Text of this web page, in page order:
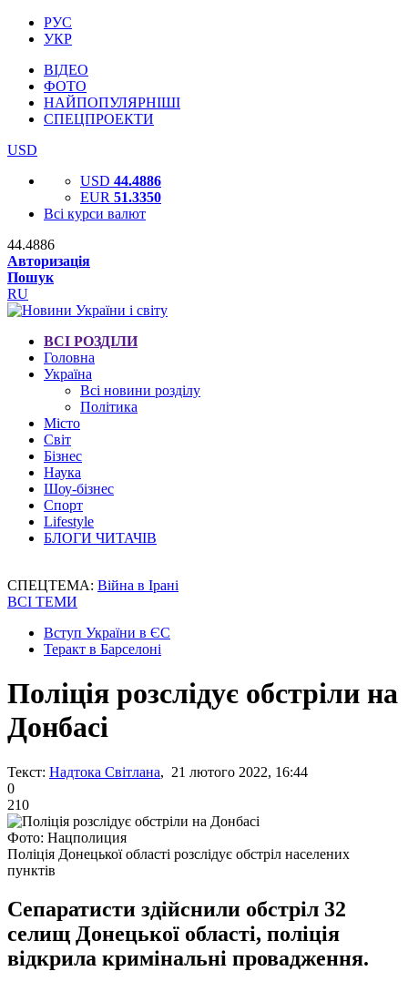
РУС
УКР
ВІДЕО
ФОТО
НАЙПОПУЛЯРНІШІ
СПЕЦПРОЕКТИ
USD
USD 44.4886
EUR 51.3350
Всі курси валют
44.4886
Авторизація
Пошук
RU
ВСІ РОЗДІЛИ
Головна
Україна
Всі новини розділу
Політика
Місто
Світ
Бізнес
Наука
Шоу-бізнес
Спорт
Lifestyle
БЛОГИ ЧИТАЧІВ
СПЕЦТЕМА: Війна в Ірані
ВСІ ТЕМИ
Вступ України в ЄС
Теракт в Барселоні
Поліція розслідує обстріли на
Донбасі
Текст: Надтока Світлана, 21 лютого 2022, 16:44
0
210
Фото: Нацполиция
Поліція Донецької області розслідує обстріл населених
пунктів
Сепаратисти здійснили обстріл 32
селищ Донецької області, поліція
відкрила кримінальні провадження.